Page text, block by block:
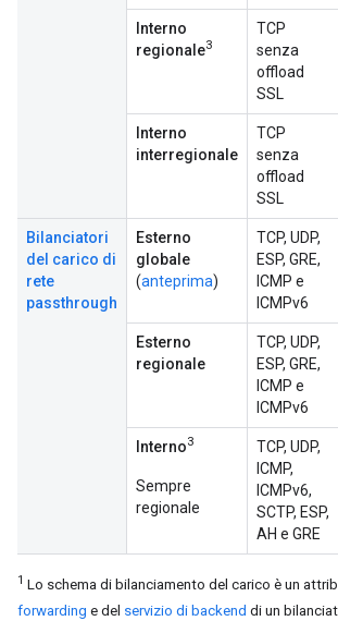
Interno
regionale3
TCP
senza
offload
SSL
Interno
interregionale
TCP
senza
offload
SSL
Bilanciatori
del carico di
rete
passthrough
Esterno
globale
(anteprima)
TCP, UDP,
ESP, GRE,
ICMP e
ICMPv6
Esterno
regionale
TCP, UDP,
ESP, GRE,
ICMP e
ICMPv6
Interno3
Sempre
regionale
TCP, UDP,
ICMP,
ICMPv6,
SCTP, ESP,
AH e GRE
1 Lo schema di bilanciamento del carico è un
forwarding e del servizio di backend di un